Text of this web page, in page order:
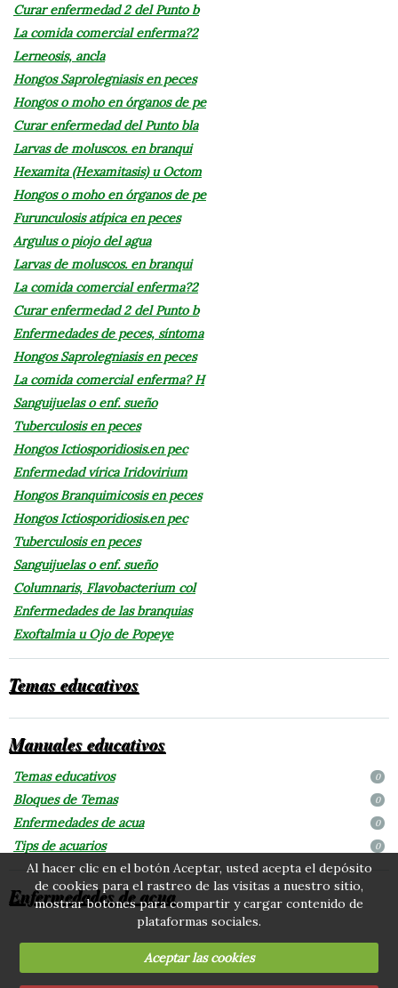
Curar enfermedad 2 del Punto b
La comida comercial enferma?2
Lerneosis, ancla
Hongos Saprolegniasis en peces
Hongos o moho en órganos de pe
Curar enfermedad del Punto bla
Larvas de moluscos. en branqui
Hexamita (Hexamitasis) u Octom
Hongos o moho en órganos de pe
Furunculosis atípica en peces
Argulus o piojo del agua
Larvas de moluscos. en branqui
La comida comercial enferma?2
Curar enfermedad 2 del Punto b
Enfermedades de peces, síntoma
Hongos Saprolegniasis en peces
La comida comercial enferma? H
Sanguijuelas o enf. sueño
Tuberculosis en peces
Hongos Ictiosporidiosis.en pec
Enfermedad vírica Iridovirium
Hongos Branquimicosis en peces
Hongos Ictiosporidiosis.en pec
Tuberculosis en peces
Sanguijuelas o enf. sueño
Columnaris, Flavobacterium col
Enfermedades de las branquias
Exoftalmia u Ojo de Popeye
Temas educativos
Manuales educativos
Temas educativos 0
Bloques de Temas 0
Enfermedades de acua 0
Tips de acuarios 0
Enfermedades de acua
Al hacer clic en el botón Aceptar, usted acepta el depósito
de cookies para el rastreo de las visitas a nuestro sitio,
mostrar botones para compartir y cargar contenido de
plataformas sociales.
Aceptar las cookies